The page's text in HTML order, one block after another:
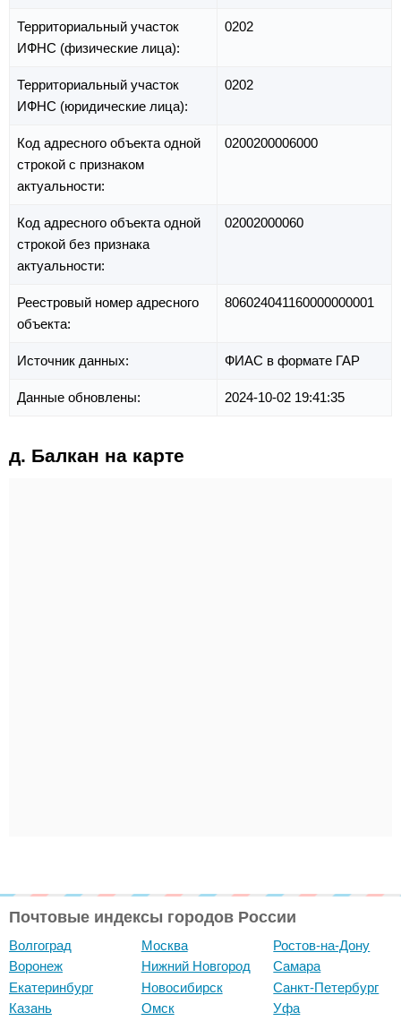
Территориальный участок
ИФНС (физические лица):
0202
Территориальный участок
ИФНС (юридические лица):
0202
Код адресного объекта одной
строкой с признаком
актуальности:
0200200006000
Код адресного объекта одной
строкой без признака
актуальности:
02002000060
Реестровый номер адресного
объекта:
806024041160000000001
Источник данных: ФИАС в формате ГАР
Данные обновлены: 2024-10-02 19:41:35
д. Балкан на карте
Почтовые индексы городов России
Волгоград
Воронеж
Екатеринбург
Казань
Москва
Нижний Новгород
Новосибирск
Омск
Ростов-на-Дону
Самара
Санкт-Петербург
Уфа